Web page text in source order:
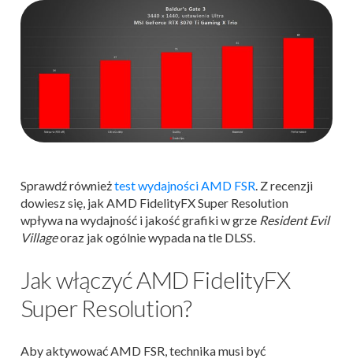
Sprawdź równieżtest wydajności AMD FSR. Z recenzji
dowiesz się, jak AMD FidelityFX Super Resolution
wpływa na wydajność i jakość grafiki w grze Resident Evil
Villageoraz jak ogólnie wypada na tle DLSS.
Jak włączyć AMD FidelityFX
Super Resolution?
Aby aktywować AMD FSR, technika musi być